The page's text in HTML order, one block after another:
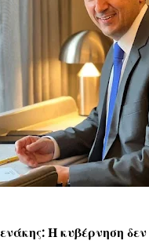
Η κυβέρνηση